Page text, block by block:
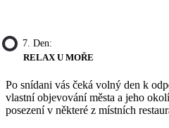
7. Den:
RELAX U MOŘE
Po snídani vás čeká volný den k
vlastní objevování města a jeho
posezení v některé z místních